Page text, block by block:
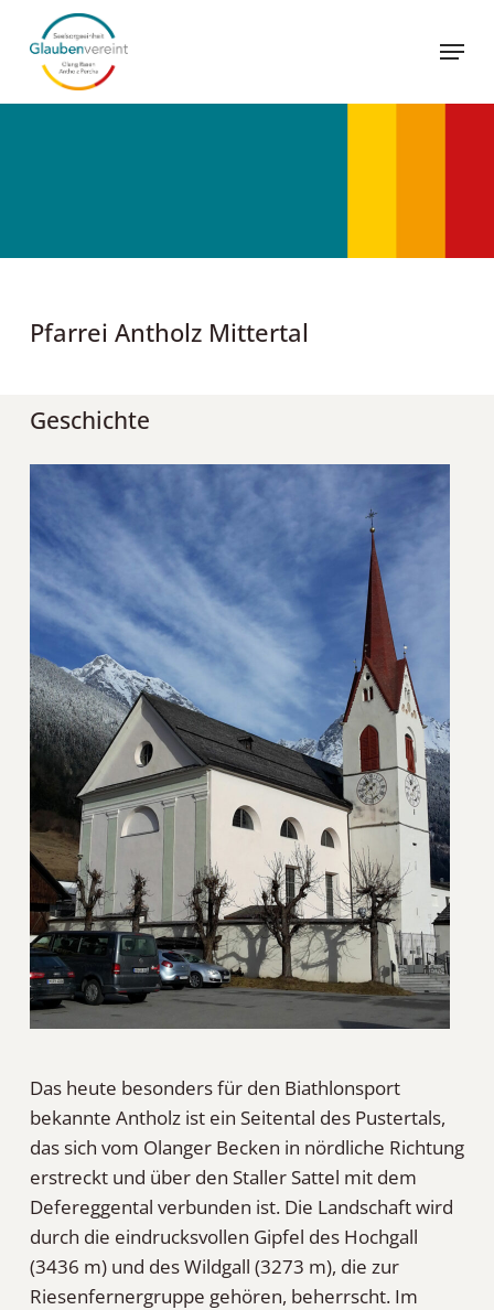
main
content
Menu
Pfarrei Antholz Mittertal
Geschichte
Das heute besonders für den Biathlonsport
bekannte Antholz ist ein Seitental des Pustertals,
das sich vom Olanger Becken in nördliche Richtung
erstreckt und über den Staller Sattel mit dem
Defereggental verbunden ist. Die Landschaft wird
durch die eindrucksvollen Gipfel des Hochgall
(3436 m) und des Wildgall (3273 m), die zur
Riesenfernergruppe gehören, beherrscht. Im